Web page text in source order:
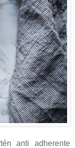
anti adherente